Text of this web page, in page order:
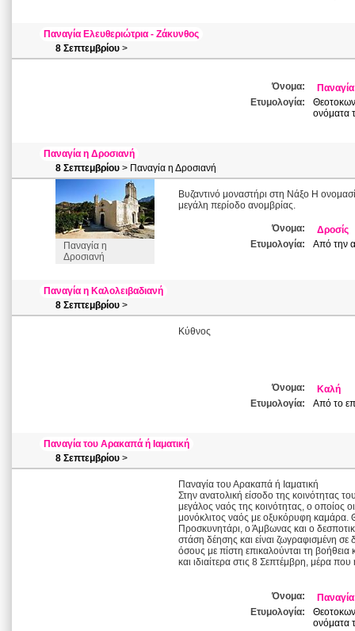
Παναγία Ελευθεριώτρια - Ζάκυνθος
8 Σεπτεμβρίου >
Όνομα:
Παναγία
Ετυμολογία:
ονόματα
Παναγία η Δροσιανή
8 Σεπτεμβρίου > Παναγία η Δροσιανή
Παναγία η
Δροσιανή
Βυζαντινό μοναστήρι στη Νάξο Η
μεγάλη περίοδο ανομβρίας.
Όνομα:
Δροσίς
Ετυμολογία:
Από την
Παναγία η Καλολειβαδιανή
8 Σεπτεμβρίου >
Κύθνος
Όνομα:
Καλή
Ετυμολογία:
Από το
Παναγία του Αρακαπά ή Ιαματική
8 Σεπτεμβρίου >
Παναγία του Αρακαπά ή Ιαματική
Στην ανατολική είσοδο της κοινότητας
μεγάλος ναός της κοινότητας, ο οποίος
μονόκλιτος ναός με οξυκόρυφη καμάρα.
Προσκυνητάρι, ο Άμβωνας και ο
στάση δέησης και είναι ζωγραφισμένη
όσους με πίστη επικαλούνται τη βοήθεια
και ιδιαίτερα στις 8 Σεπτέμβρη, μέρα
Όνομα:
Παναγία
Ετυμολογία:
ονόματα